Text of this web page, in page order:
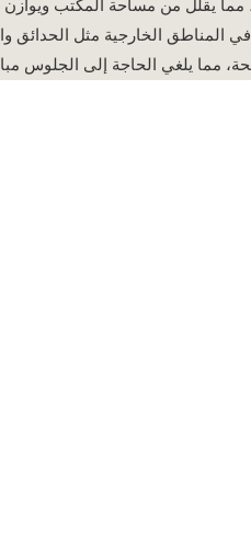
في المناطق الخارجية مثل الحدائق